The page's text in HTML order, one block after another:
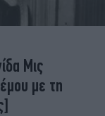
Μις
με τη